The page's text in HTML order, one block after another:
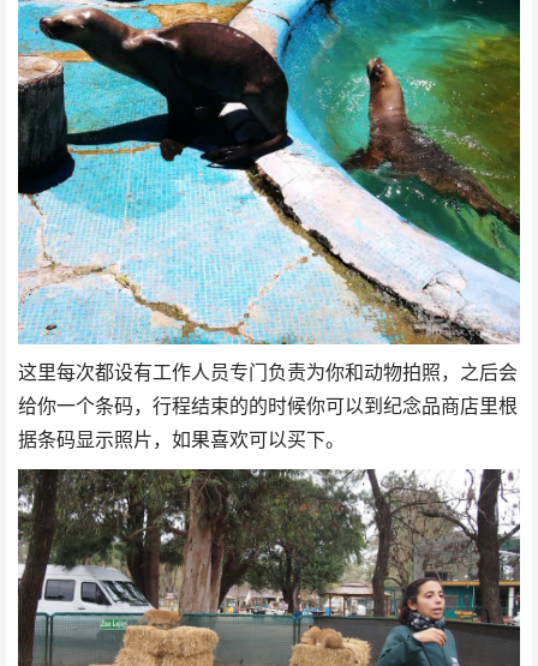
这里每次都设有工作人员专门负责为你和动物拍照，之后会
给你一个条码，行程结束的的时候你可以到纪念品商店里根
据条码显示照片，如果喜欢可以买下。